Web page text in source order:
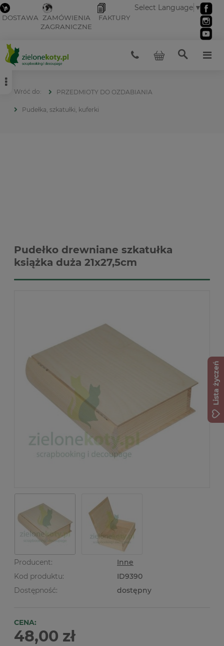
DOSTAWA ZAMÓWIENIA
ZAGRANICZNE
FAKTURY
Select Language ▼
PRZEDMIOTY DO OZDABIANIA
Pudełka, szkatułki, kuferki
Pudełko drewniane szkatułka
książka duża 21x27,5cm
Producent:
Inne
Kod produktu:
ID9390
Dostępność:
dostępny
CENA:
48,00 zł
Lista życzeń